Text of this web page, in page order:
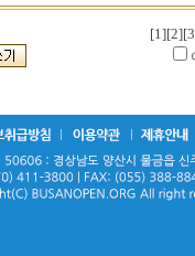
[1][2]